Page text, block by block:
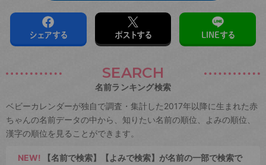
シェアする ポストする LINEする
SEARCH
名前ランキング検索
ベビーカレンダーが独自で調査・集計した2017年以降に生まれた赤
ちゃんの名前データの中から、知りたい名前の順位、よみの順位、
漢字の順位を見ることができます。
NEW! 【名前で検索】【よみで検索】が名前の一部で検索で